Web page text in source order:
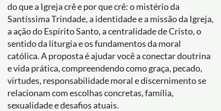
do que a Igreja crê e por que crê: o mistério da
Santíssima Trindade, a identidade e a missão da Igreja,
a ação do Espírito Santo, a centralidade de Cristo, o
sentido da liturgia e os fundamentos da moral
católica. A proposta é ajudar você a conectar doutrina
e vida prática, compreendendo como graça, pecado,
virtudes, responsabilidade moral e discernimento se
relacionam com escolhas concretas, família,
sexualidade e desafios atuais.